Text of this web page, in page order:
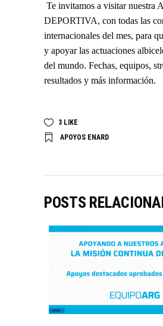
Te invitamos a visitar nuestra
DEPORTIVA, con todas las
internacionales del mes, para
y apoyar las actuaciones
del mundo. Fechas, equipos,
resultados y más información.
3 LIKE
APOYOS ENARD
POSTS